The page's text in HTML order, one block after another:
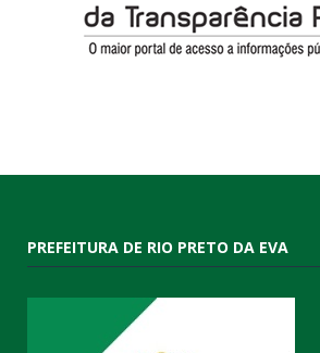
PREFEITURA DE RIO PRETO DA EVA